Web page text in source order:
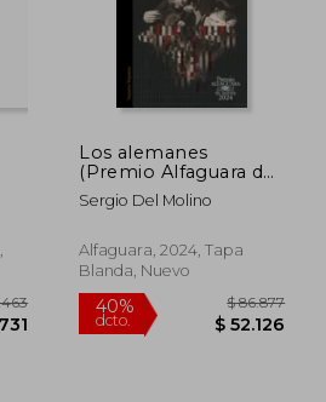
50%
dcto.
Los alemanes
(Premio Alfaguara de
novela 2024)
Sergio Del Molino
Alfaguara, 2024, Tapa
Blanda, Nuevo